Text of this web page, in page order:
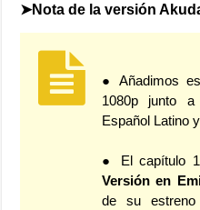
➤Nota de la versión
● Añadimos
1080p junto
Español Latino
● El capítulo
Versión en
de su